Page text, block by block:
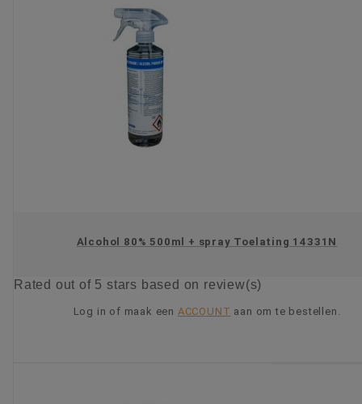
Alcohol 80% 500ml + spray Toelating 14331N
Rated out of 5 stars based on review(s)
Log in of maak een ACCOUNT aan om te bestellen.